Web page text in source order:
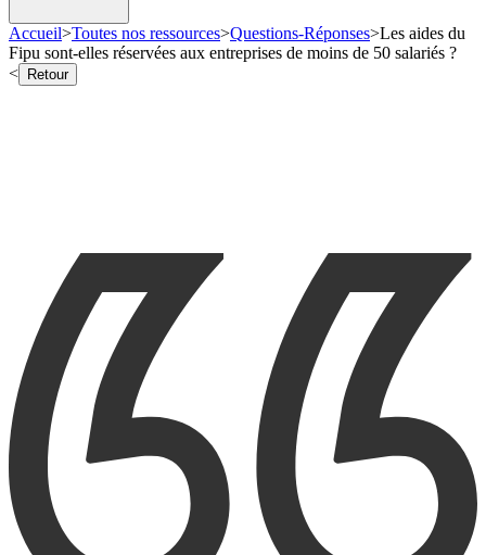
Accueil>Toutes nos ressources>Questions-Réponses>Les aides du
Fipu sont-elles réservées aux entreprises de moins de 50 salariés ?
<
Retour